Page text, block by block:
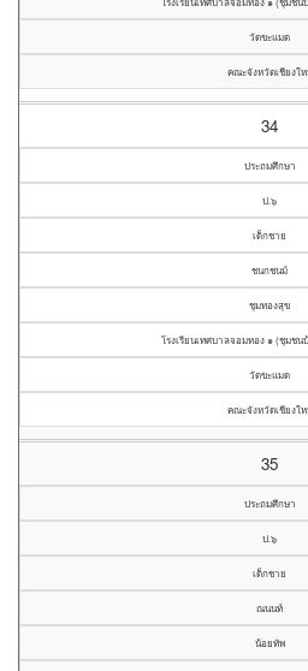
วัดขะแมด
คณะจังหวัดเชียงใ
34
ประถมศึกษา
ป.๖
เด็กชาย
ชนกชนม์
ชุมทองสุข
โรงเรียนเทศบาลจอมทอง ๑ (ชุมชน
วัดขะแมด
คณะจังหวัดเชียงใ
35
ประถมศึกษา
ป.๖
เด็กชาย
ณนนท์
น้อยทัพ